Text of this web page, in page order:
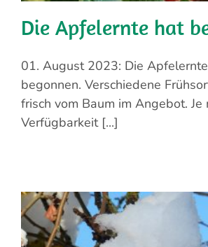
Die Apfelernte hat
01. August 2023: Die
begonnen. Verschiedene
frisch vom Baum im Angebot. Je
Verfügbarkeit [...]